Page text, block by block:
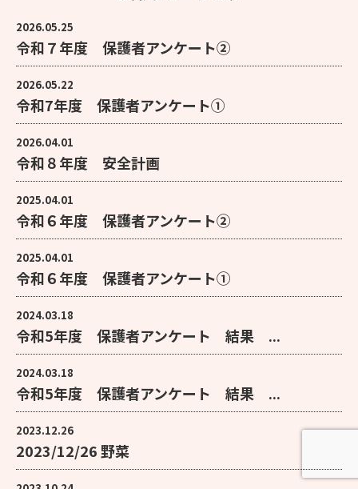
2026.05.25
令和７年度 保護者アンケート②
2026.05.22
令和7年度 保護者アンケート①
2026.04.01
令和８年度 安全計画
2025.04.01
令和６年度 保護者アンケート②
2025.04.01
令和６年度 保護者アンケート①
2024.03.18
令和5年度 保護者アンケート 結果 ...
2024.03.18
令和5年度 保護者アンケート 結果 ...
2023.12.26
2023/12/26 野菜